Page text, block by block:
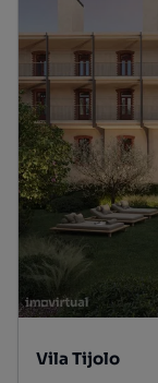
Vila Tijolo